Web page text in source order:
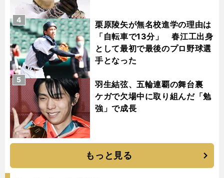
栗原陵矢が無名校進学の理由は
「自転車で13分」 春江工出身
として最初で最後のプロ野球選
手となった
4
羽生結弦、五輪連覇の舞台裏
ケガで欠場中に取り組んだ「勉
強」で成長
5
もっと見る